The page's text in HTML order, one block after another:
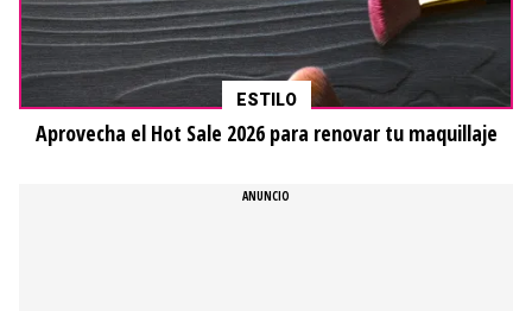
ESTILO
Aprovecha el Hot Sale 2026 para renovar tu maquillaje